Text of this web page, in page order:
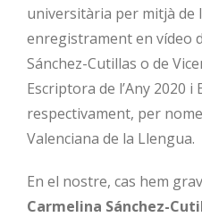
universitària per mitjà de
enregistrament en vídeo
Sánchez-Cutillas o de
Escriptora de l’Any 2020 i
respectivament, per
Valenciana de la Llengua.
En el nostre, cas hem
Carmelina Sánchez-